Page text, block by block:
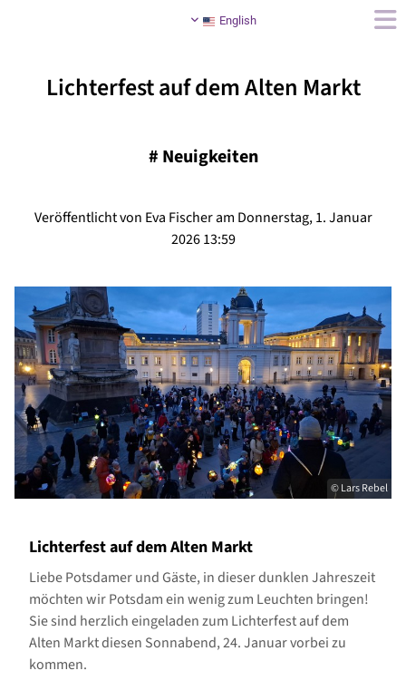
English
Lichterfest auf dem Alten Markt
# Neuigkeiten
Veröffentlicht von Eva Fischer am Donnerstag, 1. Januar
2026 13:59
© Lars Rebel
Lichterfest auf dem Alten Markt
Liebe Potsdamer und Gäste, in dieser dunklen Jahreszeit
möchten wir Potsdam ein wenig zum Leuchten bringen!
Sie sind herzlich eingeladen zum Lichterfest auf dem
Alten Markt diesen Sonnabend, 24. Januar vorbei zu
kommen.